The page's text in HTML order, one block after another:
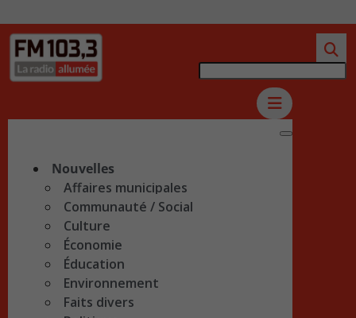
Nouvelles
Affaires municipales
Communauté / Social
Culture
Économie
Éducation
Environnement
Faits divers